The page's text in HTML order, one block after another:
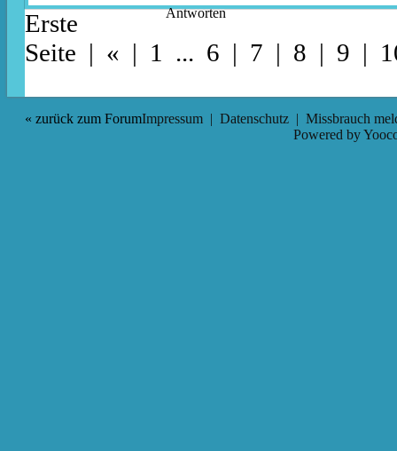
Antworten
Erste
Seite | « | 1 ... 6 | 7 | 8 | 9 |
« zurück zum ForumImpressum | Datenschutz | Missbrauch
Powered by